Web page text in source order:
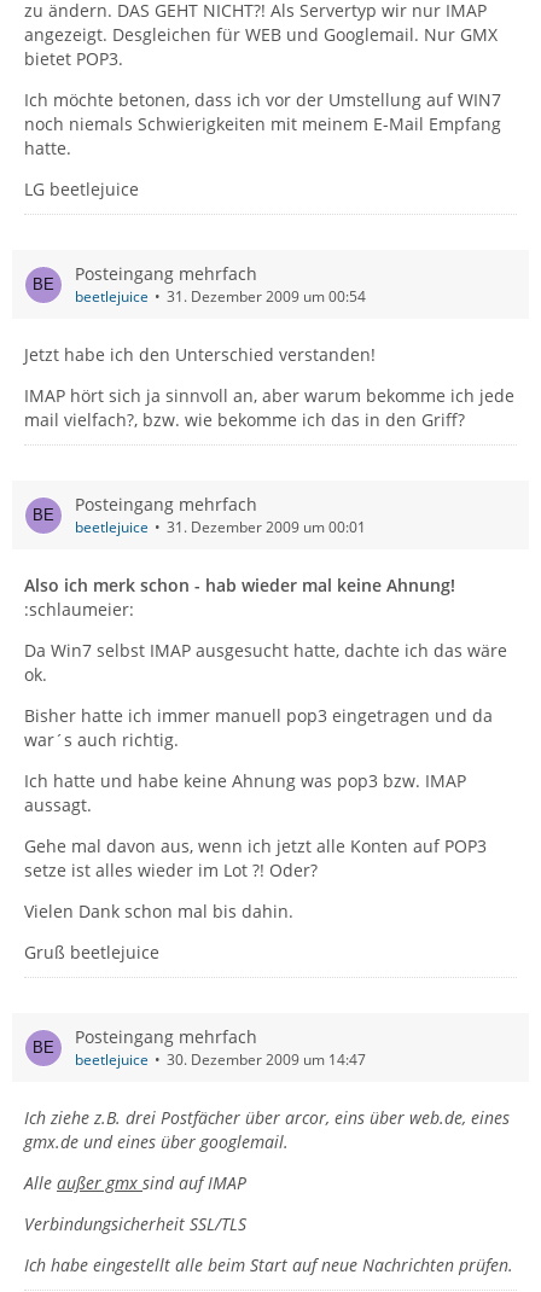
zu ändern. DAS GEHT NICHT?! Als Servertyp wir nur IMAP
angezeigt. Desgleichen für WEB und Googlemail. Nur GMX
bietet POP3.
Ich möchte betonen, dass ich vor der Umstellung auf WIN7
noch niemals Schwierigkeiten mit meinem E-Mail Empfang
hatte.
LG beetlejuice
Posteingang mehrfach
beetlejuice 31. Dezember 2009 um 00:54
Jetzt habe ich den Unterschied verstanden!
IMAP hört sich ja sinnvoll an, aber warum bekomme ich jede
mail vielfach?, bzw. wie bekomme ich das in den Griff?
Posteingang mehrfach
beetlejuice 31. Dezember 2009 um 00:01
Also ich merk schon - hab wieder mal keine Ahnung!
:schlaumeier:
Da Win7 selbst IMAP ausgesucht hatte, dachte ich das wäre
ok.
Bisher hatte ich immer manuell pop3 eingetragen und da
war´s auch richtig.
Ich hatte und habe keine Ahnung was pop3 bzw. IMAP
aussagt.
Gehe mal davon aus, wenn ich jetzt alle Konten auf POP3
setze ist alles wieder im Lot ?! Oder?
Vielen Dank schon mal bis dahin.
Gruß beetlejuice
Posteingang mehrfach
beetlejuice 30. Dezember 2009 um 14:47
Ich ziehe z.B. drei Postfächer über arcor, eins über web.de, eines
gmx.de und eines über googlemail.
Alle außer gmx sind auf IMAP
Verbindungsicherheit SSL/TLS
Ich habe eingestellt alle beim Start auf neue Nachrichten prüfen.